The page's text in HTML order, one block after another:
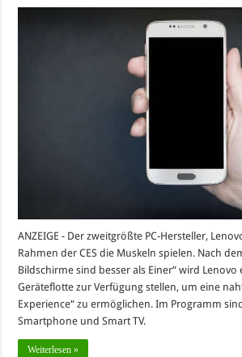
ANZEIGE - Der zweitgrößte PC-Hersteller,
Rahmen der CES die Muskeln spielen. Nach
Bildschirme sind besser als Einer“ wird Lenovo
Geräteflotte zur Verfügung stellen, um eine
Experience“ zu ermöglichen. Im Programm
Smartphone und Smart TV.
Weiterlesen »